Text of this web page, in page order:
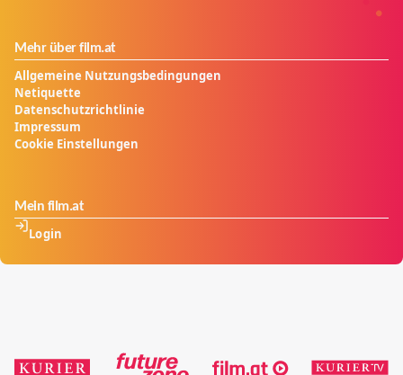
Mehr über film.at
Allgemeine Nutzungsbedingungen
Netiquette
Datenschutzrichtlinie
Impressum
Cookie Einstellungen
Mein film.at
Login